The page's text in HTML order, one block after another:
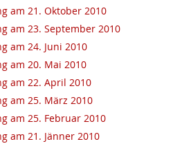
am 21. Oktober 2010
am 23. September 2010
am 24. Juni 2010
am 20. Mai 2010
am 22. April 2010
am 25. März 2010
am 25. Februar 2010
am 21. Jänner 2010